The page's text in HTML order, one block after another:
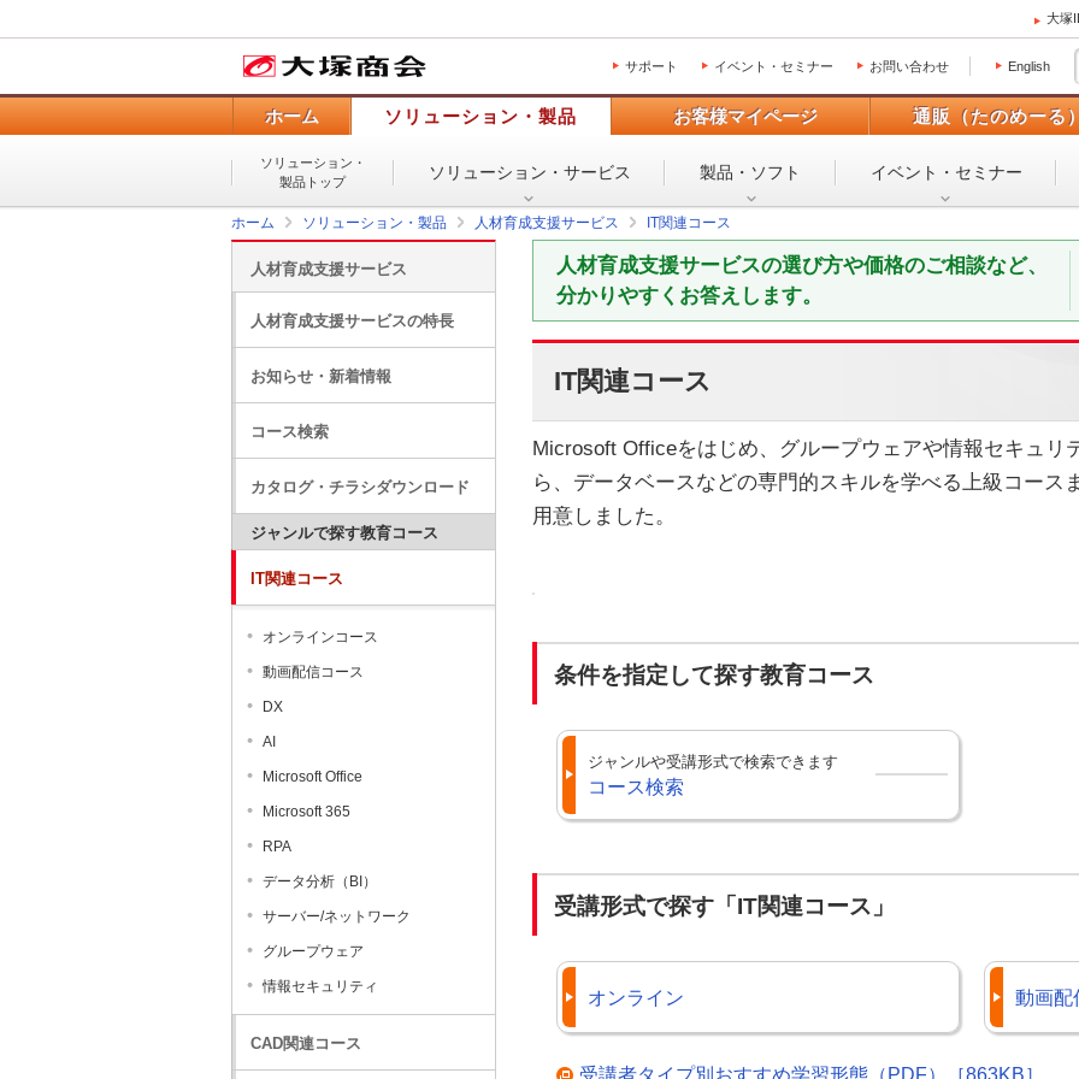
大塚
サポート イベント・セミナー お問い合わせ English
ホーム ソリューション・製品 お客様マイページ 通販（たのめーる
ソリューション・
製品トップ
ソリューション・ サービス 製品・ソフト イベント・ セミナー
ホーム ソリューション・製品 人材育成支援サービス IT関連コース
人材育成支援サービスの選び方や価格のご相談など、
分かりやすくお答えします。
IT関連コース
Microsoft Officeをはじめ、グループウェアや情報セキュリ
ら、データベースなどの専門的スキルを学べる上級コース
用意しました。
条件を指定して探す教育コース
ジャンルや受講形式で検索できます
コース検索
受講形式で探す「IT関連コース」
オンライン 動画配
受講者タイプ別おすすめ学習形態（PDF）［863KB］
人材育成支援サービス
人材育成支援サービスの特長
お知らせ・新着情報
コース検索
カタログ・チラシダウンロード
ジャンルで探す教育コース
IT関連コース
オンラインコース
動画配信コース
DX
AI
Microsoft Office
Microsoft 365
RPA
データ分析（BI）
サーバー/ネットワーク
グループウェア
情報セキュリティ
CAD関連コース